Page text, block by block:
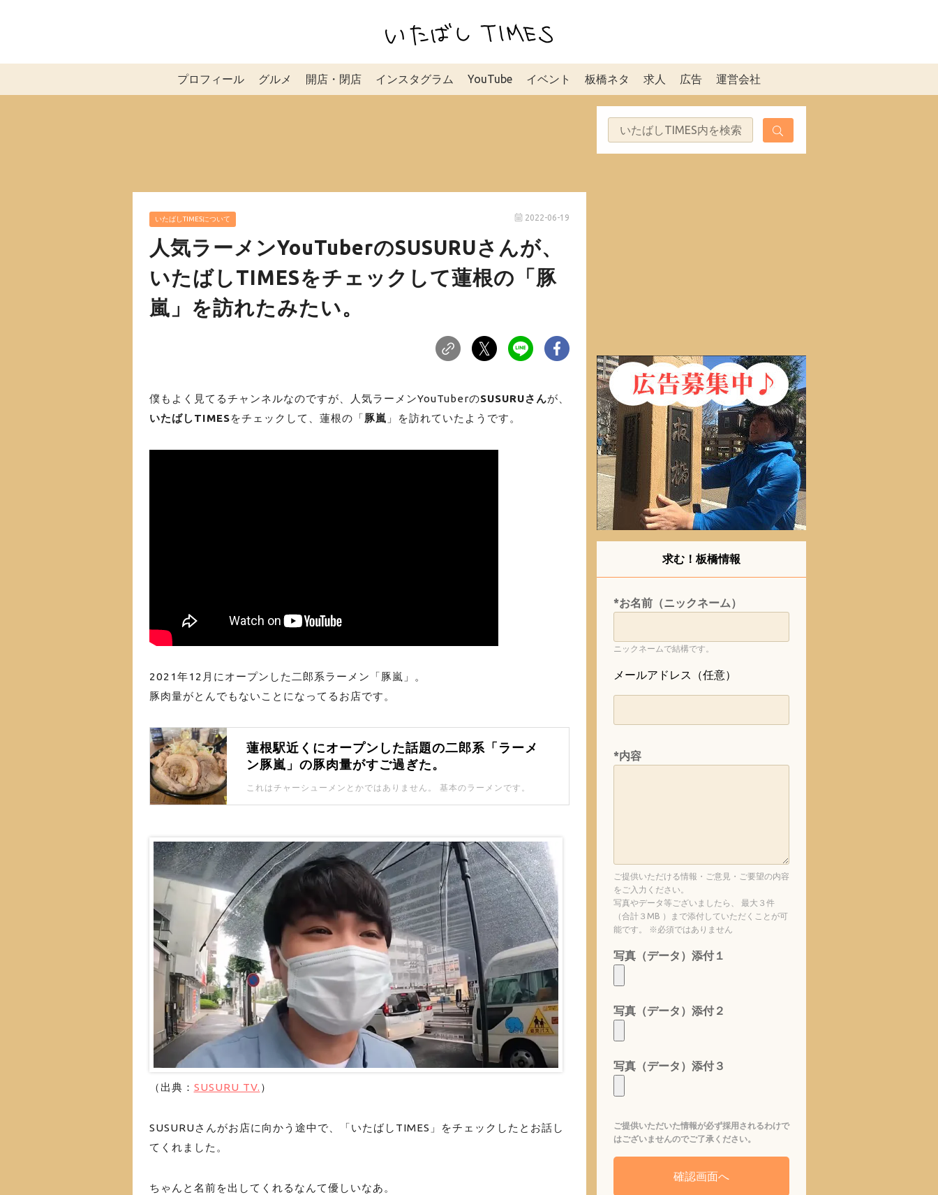
プロフィール グルメ 開店・閉店 インスタグラム YouTube イベント 板橋ネタ 求人 広告 運営会社
いたばしTIMESについて 2022-06-19
人気ラーメンYouTuberのSUSURUさんが、
いたばしTIMESをチェックして蓮根の「豚
嵐」を訪れたみたい。
僕もよく見てるチャンネルなのですが、人気ラーメンYouTuberのSUSURUさんが、
いたばしTIMESをチェックして、蓮根の「豚嵐 」を訪れていたようです。
2021年12月にオープンした二郎系ラーメン「豚嵐」。
豚肉量がとんでもないことになってるお店です。
蓮根駅近くにオープンした話題の二郎系「ラーメ
ン豚嵐」の豚肉量がすご過ぎた。
これはチャーシューメンとかではありません。 基本のラーメンです。
（出典： SUSURU TV. ）
SUSURUさんがお店に向かう途中で、「いたばしTIMES」をチェックしたとお話し
てくれました。
ちゃんと名前を出してくれるなんて優しいなあ。
求む！板橋情報
*お名前（ニックネーム）
ニックネームで結構です。
メールアドレス（任意）
*内容
ご提供いただける情報・ご意見・ご要望の内容
をご入力ください。
写真やデータ等ございましたら、 最大３件
（合計３MB ）まで添付していただくことが可
能です。 ※必須ではありません
写真（データ）添付１
写真（データ）添付２
写真（データ）添付３
ご提供いただいた情報が必ず採用されるわけで
はございませんのでご了承ください。